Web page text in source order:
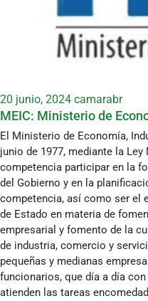
20 junio, 2024 camarabr
MEIC: Ministerio de
El Ministerio de Economía,
junio de 1977, mediante la
competencia participar en la
del Gobierno y en la
competencia, así como ser el
de Estado en materia de
empresarial y fomento de la
de industria, comercio y
pequeñas y medianas
funcionarios, que día a día
atienden las tareas